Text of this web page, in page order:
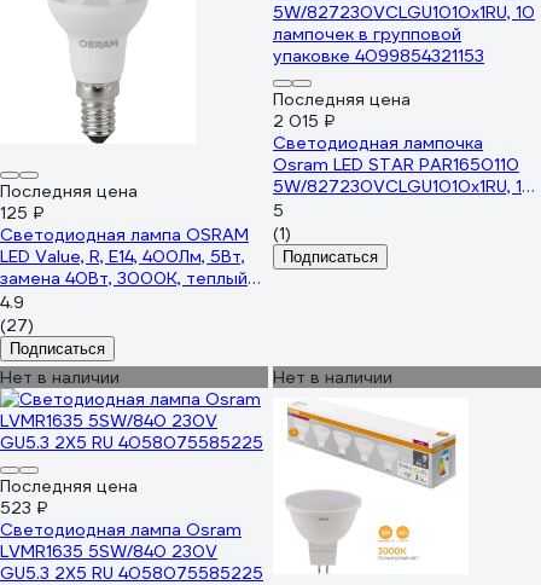
Последняя цена
125 ₽
Светодиодная лампа OSRAM
LED Value, R, E14, 400Лм, 5Вт,
замена 40Вт, 3000К, теплый
белый свет 4058075582514
4.9
(27)
Подписаться
Последняя цена
2 015 ₽
Светодиодная лампочка
Osram LED STAR PAR1650110
5W/827230VCLGU1010x1RU, 10
лампочек в групповой
упаковке 4099854321153
5
(1)
Подписаться
Нет в наличии
Последняя цена
523 ₽
Светодиодная лампа Osram
LVMR1635 5SW/840 230V
GU5.3 2X5 RU 4058075585225
Нет в наличии